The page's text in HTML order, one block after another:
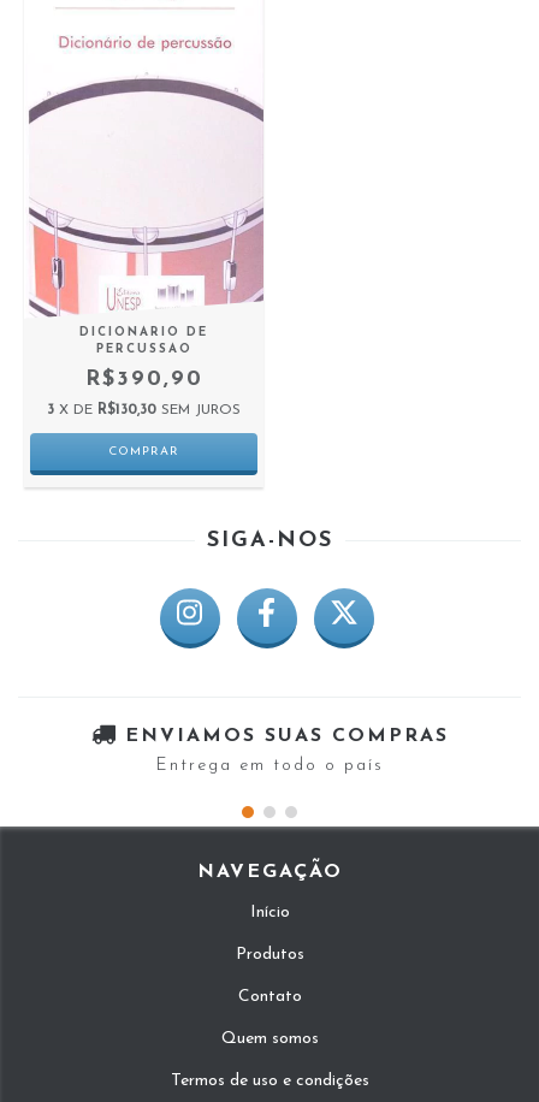
DICIONARIO DE
PERCUSSAO
R$390,90
3 X DE R$130,30 SEM JUROS
SIGA-NOS
ENVIAMOS SUAS COMPRAS
Entrega em todo o país
NAVEGAÇÃO
Início
Produtos
Contato
Quem somos
Termos de uso e condições